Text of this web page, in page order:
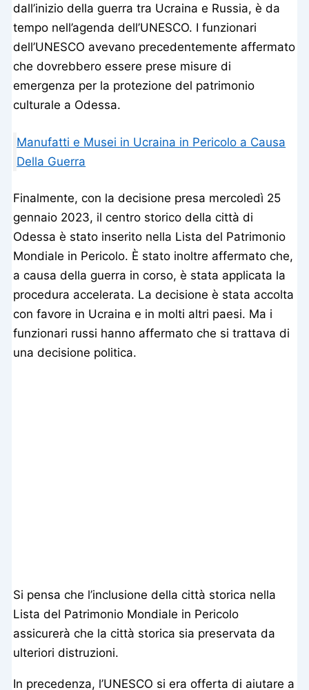
dall’inizio della guerra tra Ucraina e Russia, è da
tempo nell’agenda dell’UNESCO. I funzionari
dell’UNESCO avevano precedentemente affermato
che dovrebbero essere prese misure di
emergenza per la protezione del patrimonio
culturale a Odessa.
Manufatti e Musei in Ucraina in Pericolo a Causa
Della Guerra
Finalmente, con la decisione presa mercoledì 25
gennaio 2023, il centro storico della città di
Odessa è stato inserito nella Lista del Patrimonio
Mondiale in Pericolo. È stato inoltre affermato che,
a causa della guerra in corso, è stata applicata la
procedura accelerata. La decisione è stata accolta
con favore in Ucraina e in molti altri paesi. Ma i
funzionari russi hanno affermato che si trattava di
una decisione politica.
Si pensa che l’inclusione della città storica nella
Lista del Patrimonio Mondiale in Pericolo
assicurerà che la città storica sia preservata da
ulteriori distruzioni.
In precedenza, l’UNESCO si era offerta di aiutare a